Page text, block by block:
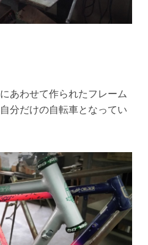
あわせて作られたフレーム
分だけの自転車となってい